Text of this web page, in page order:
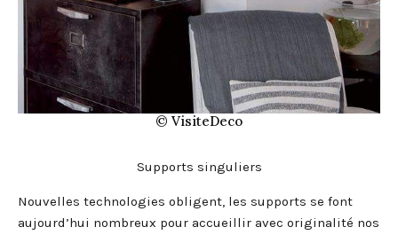
© VisiteDeco
Supports singuliers
Nouvelles technologies obligent, les supports se font
aujourd’hui nombreux pour accueillir avec originalité nos